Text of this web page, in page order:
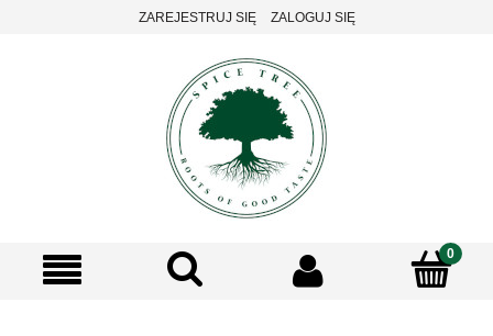
ZAREJESTRUJ SIĘ ZALOGUJ SIĘ